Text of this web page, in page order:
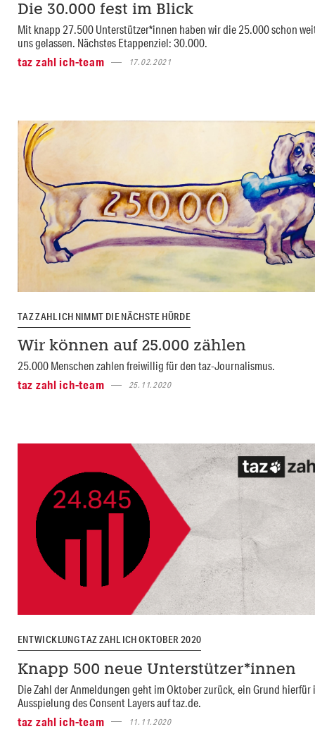
Die 30.000 fest im Blick
Mit knapp 27.500 Unterstützer*innen haben wir die 25.000 schon
uns gelassen. Nächstes Etappenziel: 30.000.
taz zahl ich-team
17.02.2021
TAZ ZAHL ICH NIMMT DIE NÄCHSTE HÜRDE
Wir können auf 25.000 zählen
25.000 Menschen zahlen freiwillig für den taz-Journalismus.
taz zahl ich-team
25.11.2020
ENTWICKLUNG TAZ ZAHL ICH OKTOBER 2020
Knapp 500 neue Unterstützer*innen
Die Zahl der Anmeldungen geht im Oktober zurück, ein Grund hierfür
Ausspielung des Consent Layers auf taz.de.
taz zahl ich-team
11.11.2020